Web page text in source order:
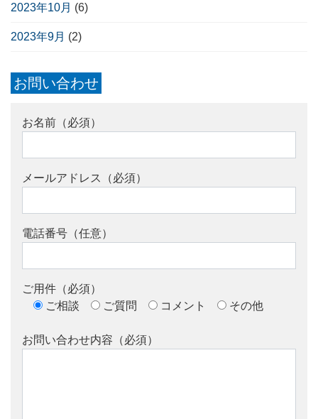
2023年10月 (6)
2023年9月 (2)
お問い合わせ
お名前（必須）
メールアドレス（必須）
電話番号（任意）
ご用件（必須）
ご相談
ご質問 コメント その他
お問い合わせ内容（必須）